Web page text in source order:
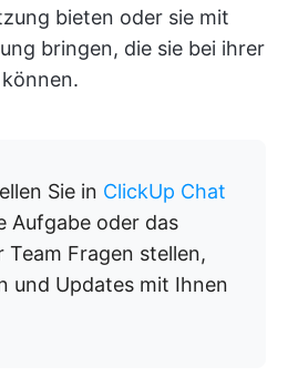
bieten oder sie mit
bringen, die sie bei ihrer
Sie in ClickUp Chat
Aufgabe oder das
Team Fragen stellen,
und Updates mit Ihnen